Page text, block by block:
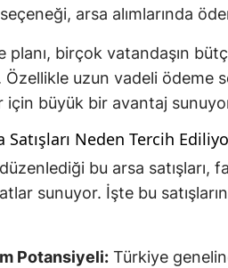
arsa alımlarında
planı, birçok vatandaşın
uzun vadeli ödeme
için büyük bir avantaj
Satışları Neden Tercih
bu arsa satışları,
sunuyor. İşte bu
Potansiyeli: Türkiye